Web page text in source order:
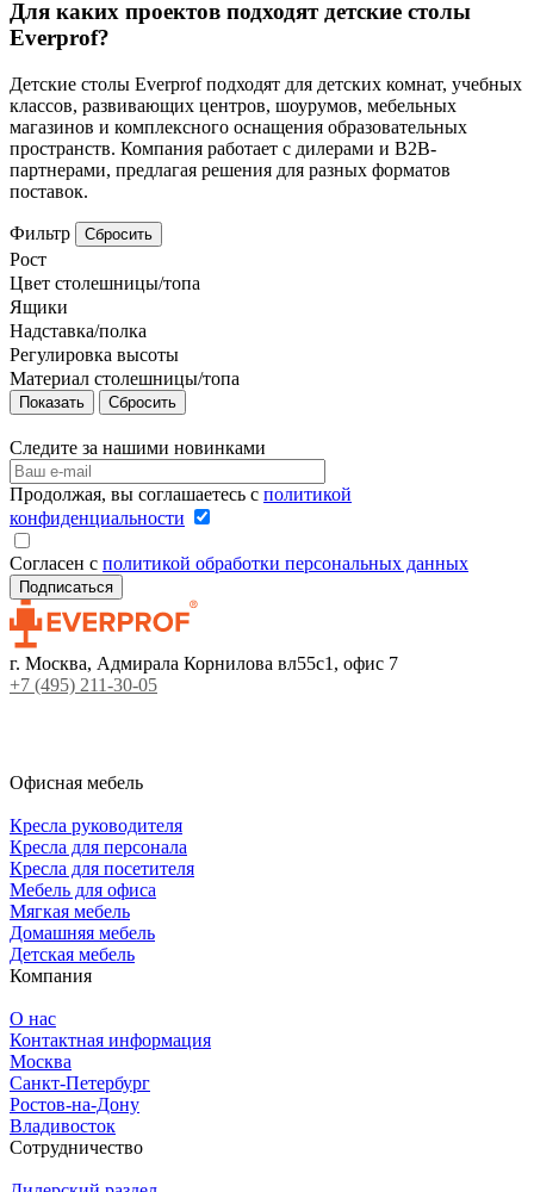
Для каких проектов подходят детские столы
Everprof?
Детские столы Everprof подходят для детских комнат, учебных
классов, развивающих центров, шоурумов, мебельных
магазинов и комплексного оснащения образовательных
пространств. Компания работает с дилерами и B2B-
партнерами, предлагая решения для разных форматов
поставок.
Фильтр Сбросить
Рост
Цвет столешницы/топа
Ящики
Надставка/полка
Регулировка высоты
Материал столешницы/топа
Сбросить
Следите за нашими новинками
Продолжая, вы соглашаетесь с политикой
конфиденциальности
Согласен с политикой обработки персональных данных
г. Москва, Адмирала Корнилова вл55с1, офис 7
+7 (495) 211-30-05
Офисная мебель
Кресла руководителя
Кресла для персонала
Кресла для посетителя
Мебель для офиса
Мягкая мебель
Домашняя мебель
Детская мебель
Компания
О нас
Контактная информация
Москва
Санкт-Петербург
Ростов-на-Дону
Владивосток
Сотрудничество